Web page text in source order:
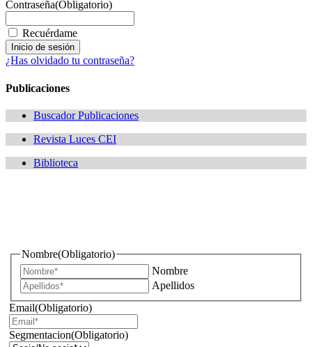
Contraseña(Obligatorio)
Recuérdame
¿Has olvidado tu contraseña?
Publicaciones
Buscador Publicaciones
Revista Luces CEI
Biblioteca
Nombre(Obligatorio)
Nombre
Apellidos
Email(Obligatorio)
Segmentacion(Obligatorio)